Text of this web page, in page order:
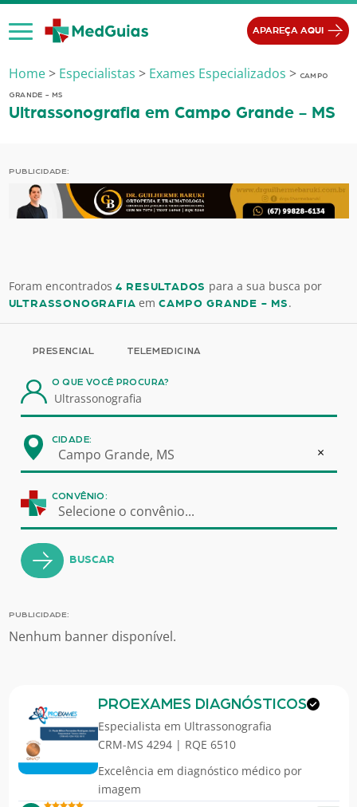
Ir para o conteúdo
APAREÇA AQUI
Home> Especialistas > Exames Especializados > CAMPO
GRANDE - MS
Ultrassonografia em Campo Grande - MS
PUBLICIDADE:
Foram encontrados 4 RESULTADOS para a sua busca por
ULTRASSONOGRAFIA emCAMPO GRANDE - MS .
PRESENCIAL TELEMEDICINA
O QUE VOCÊ PROCURA?
CIDADE:
×
Campo Grande, MS
CONVÊNIO:
Selecione o convênio...
BUSCAR
PUBLICIDADE:
Nenhum banner disponível.
PROEXAMES DIAGNÓSTICOS
Especialista em Ultrassonografia
CRM-MS 4294 | RQE 6510
Excelência em diagnóstico médico por
imagem